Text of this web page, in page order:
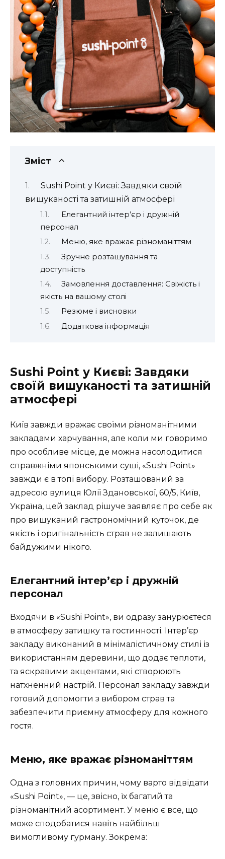
Зміст
Sushi Point у Києві: Завдяки своїй
вишуканості та затишній атмосфері
Елегантний інтер’єр і дружній
персонал
Меню, яке вражає різноманіттям
Зручне розташування та
доступність
Замовлення доставлення: Свіжість і
якість на вашому столі
Резюме і висновки
Додаткова інформація
Sushi Point у Києві: Завдяки
своїй вишуканості та затишній
атмосфері
Київ завжди вражає своїми різноманітними
закладами харчування, але коли ми говоримо
про особливе місце, де можна насолодитися
справжніми японськими суші, «Sushi Point»
завжди є в топі вибору. Розташований за
адресою вулиця Юлії Здановської, 60/5, Київ,
Україна, цей заклад рішуче заявляє про себе як
про вишуканий гастрономічний куточок, де
якість і оригінальність страв не залишають
байдужими нікого.
Елегантний інтер’єр і дружній
персонал
Входячи в «Sushi Point», ви одразу занурюєтеся
в атмосферу затишку та гостинності. Інтер’єр
закладу виконаний в мінімалістичному стилі із
використанням деревини, що додає теплоти,
та яскравими акцентами, які створюють
натхненний настрій. Персонал закладу завжди
готовий допомогти з вибором страв та
забезпечити приємну атмосферу для кожного
гостя.
Меню, яке вражає різноманіттям
Одна з головних причин, чому варто відвідати
«Sushi Point», — це, звісно, їх багатий та
різноманітний асортимент. У меню є все, що
може сподобатися навіть найбільш
вимогливому гурману. Зокрема: